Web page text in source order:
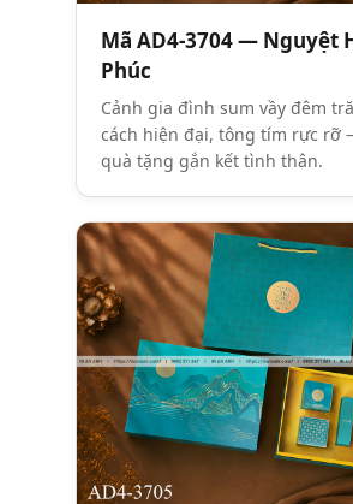
Mã AD4-3704 — Nguyệt
Phúc
Cảnh gia đình sum vầy đêm
cách hiện đại, tông tím rực rỡ
quà tặng gắn kết tình thân.